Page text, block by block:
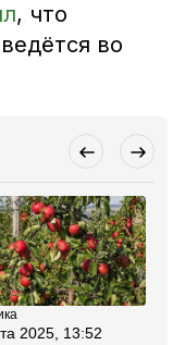
, что
во
2025, 13:52